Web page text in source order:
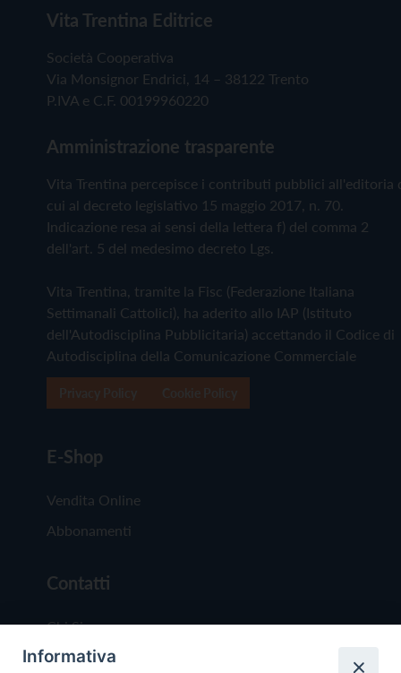
Vita Trentina Editrice
Società Cooperativa
Via Monsignor Endrici, 14 – 38122 Trento
P.IVA e C.F. 00199960220
Amministrazione trasparente
Vita Trentina percepisce i contributi pubblici all'editoria
cui al decreto legislativo 15 maggio 2017, n. 70.
Indicazione resa ai sensi della lettera f) del comma 2
dell'art. 5 del medesimo decreto Lgs.
Vita Trentina, tramite la Fisc (Federazione Italiana
Settimanali Cattolici), ha aderito allo IAP (Istituto
dell'Autodisciplina Pubblicitaria) accettando il Codice di
Autodisciplina della Comunicazione Commerciale
E-Shop
Vendita Online
Abbonamenti
Contatti
Chi Siamo
Redazione
Informativa